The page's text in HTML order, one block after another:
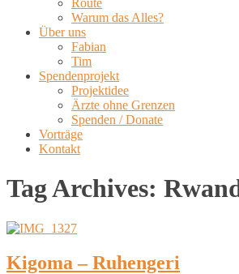
Warum das Alles?
Über uns
Fabian
Tim
Spendenprojekt
Projektidee
Ärzte ohne Grenzen
Spenden / Donate
Vorträge
Kontakt
Tag Archives:
Kigoma – Ruhengeri